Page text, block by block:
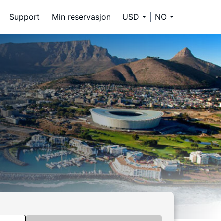
Support Min reservasjon USD NO